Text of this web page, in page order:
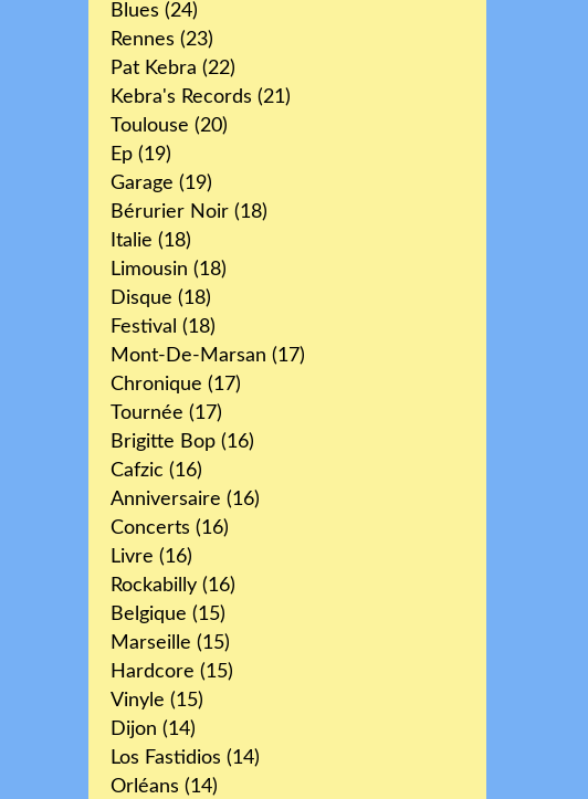
Blues (24)
Rennes (23)
Pat Kebra (22)
Kebra's Records (21)
Toulouse (20)
Ep (19)
Garage (19)
Bérurier Noir (18)
Italie (18)
Limousin (18)
Disque (18)
Festival (18)
Mont-De-Marsan (17)
Chronique (17)
Tournée (17)
Brigitte Bop (16)
Cafzic (16)
Anniversaire (16)
Concerts (16)
Livre (16)
Rockabilly (16)
Belgique (15)
Marseille (15)
Hardcore (15)
Vinyle (15)
Dijon (14)
Los Fastidios (14)
Orléans (14)